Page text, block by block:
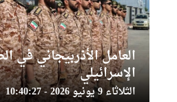
العامل الأذربيجاني في
الإسرائيلي
الثلاثاء 9 يونيو 2026 - 10:40:27